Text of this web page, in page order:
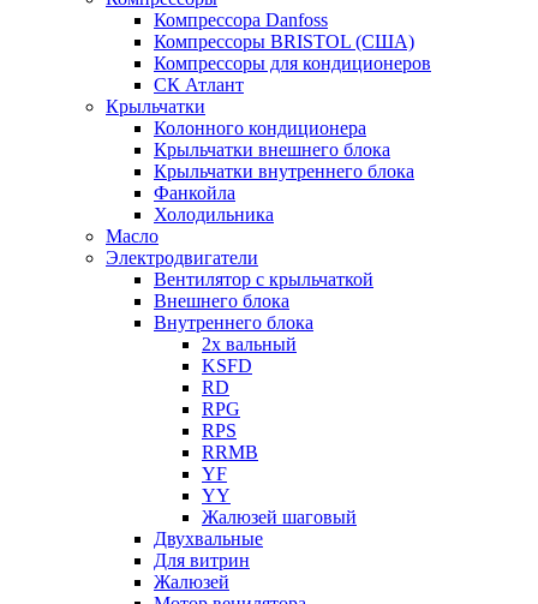
Компрессора Danfoss
Компрессоры BRISTOL (США)
Компрессоры для кондиционеров
СК Атлант
Крыльчатки
Колонного кондиционера
Крыльчатки внешнего блока
Крыльчатки внутреннего блока
Фанкойла
Холодильника
Масло
Электродвигатели
Вентилятор с крыльчаткой
Внешнего блока
Внутреннего блока
2х вальный
KSFD
RD
RPG
RPS
RRMB
YF
YY
Жалюзей шаговый
Двухвальные
Для витрин
Жалюзей